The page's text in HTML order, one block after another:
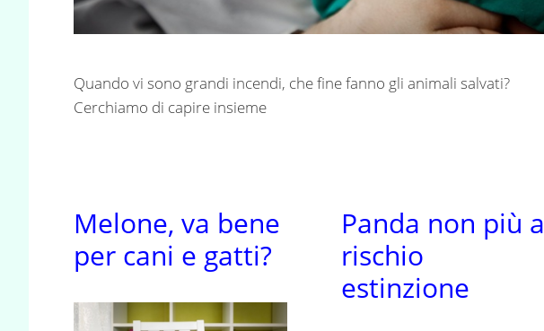
Quando vi sono grandi incendi, che fine fanno gli animali salvati?
Cerchiamo di capire insieme
Melone, va bene
per cani e gatti?
Panda non più a
rischio
estinzione